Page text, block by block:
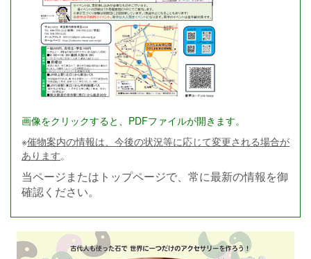
画像をクリックすると、PDFファイルが開きます。
※催物案内の情報は、今後の状況等に応じて変更される場合が
あります。
当ページまたはトップページで、常に最新の情報を御
確認ください。